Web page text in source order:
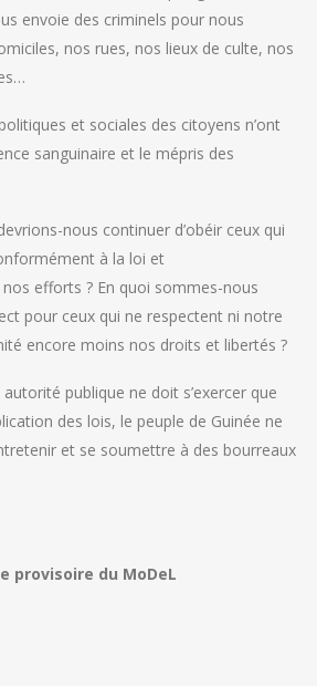
envoie des criminels pour nous
nos rues, nos lieux de culte, nos
et sociales des citoyens n’ont
sanguinaire et le mépris des
nous continuer d’obéir ceux qui
à la loi et
efforts ? En quoi sommes-nous
pour ceux qui ne respectent ni notre
encore moins nos droits et libertés ?
publique ne doit s’exercer que
des lois, le peuple de Guinée ne
et se soumettre à des bourreaux
provisoire du MoDeL